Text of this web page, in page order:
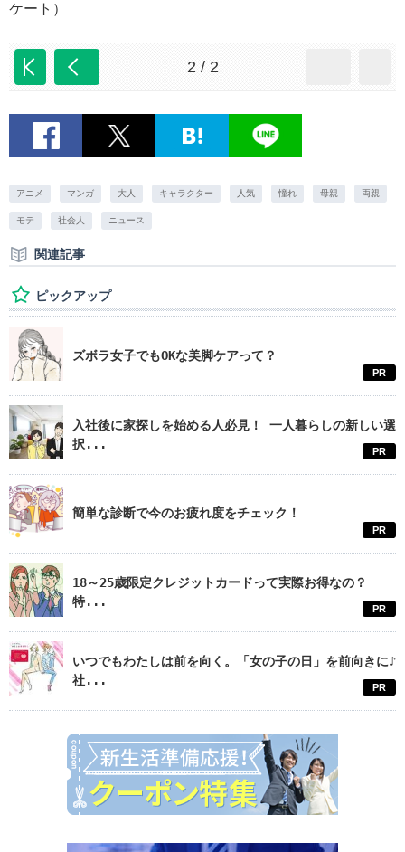
ケート）
2 / 2
アニメ マンガ 大人 キャラクター 人気 憧れ 母親 両親
モテ 社会人 ニュース
関連記事
ピックアップ
ズボラ女子でもOKな美脚ケアって？
PR
入社後に家探しを始める人必見！ 一人暮らしの新しい選
択...
PR
簡単な診断で今のお疲れ度をチェック！
PR
18～25歳限定クレジットカードって実際お得なの？
特...
PR
いつでもわたしは前を向く。「女の子の日」を前向きに♪
社...
PR